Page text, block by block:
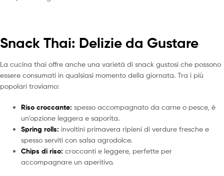
Snack Thai: Delizie da Gustare
La cucina thai offre anche una varietà di snack gustosi che possono
essere consumati in qualsiasi momento della giornata. Tra i più
popolari troviamo:
Riso croccante: spesso accompagnato da carne o pesce, è
un’opzione leggera e saporita.
Spring rolls: involtini primavera ripieni di verdure fresche e
spesso serviti con salsa agrodolce.
Chips di riso: croccanti e leggere, perfette per
accompagnare un aperitivo.